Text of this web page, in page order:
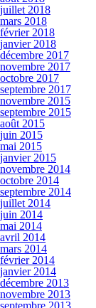
juillet 2018
mars 2018
février 2018
janvier 2018
décembre 2017
novembre 2017
octobre 2017
septembre 2017
novembre 2015
septembre 2015
août 2015
juin 2015
mai 2015
janvier 2015
novembre 2014
octobre 2014
septembre 2014
juillet 2014
juin 2014
mai 2014
avril 2014
mars 2014
février 2014
janvier 2014
décembre 2013
novembre 2013
septembre 2013